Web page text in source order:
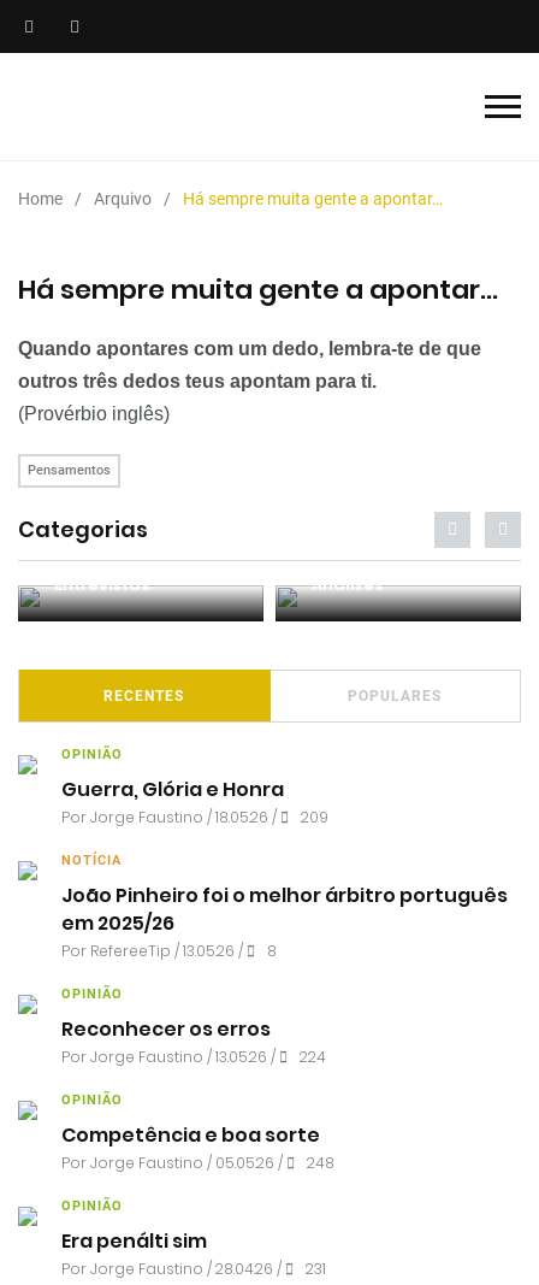
Home Arquivo Há sempre muita gente a apontar…
Há sempre muita gente a apontar…
Quando apontares com um dedo, lembra-te de que
outros três dedos teus apontam para ti.
(Provérbio inglês)
Pensamentos
Categorias
Entrevistas Análises
RECENTES POPULARES
OPINIÃO
Guerra, Glória e Honra
PorJorge Faustino / 18.05.26 / 209
NOTÍCIA
João Pinheiro foi o melhor árbitro português
em 2025/26
Por RefereeTip / 13.05.26 / 8
OPINIÃO
Reconhecer os erros
PorJorge Faustino / 13.05.26 / 224
OPINIÃO
Competência e boa sorte
PorJorge Faustino / 05.05.26 / 248
OPINIÃO
Era penálti sim
PorJorge Faustino / 28.04.26 / 231